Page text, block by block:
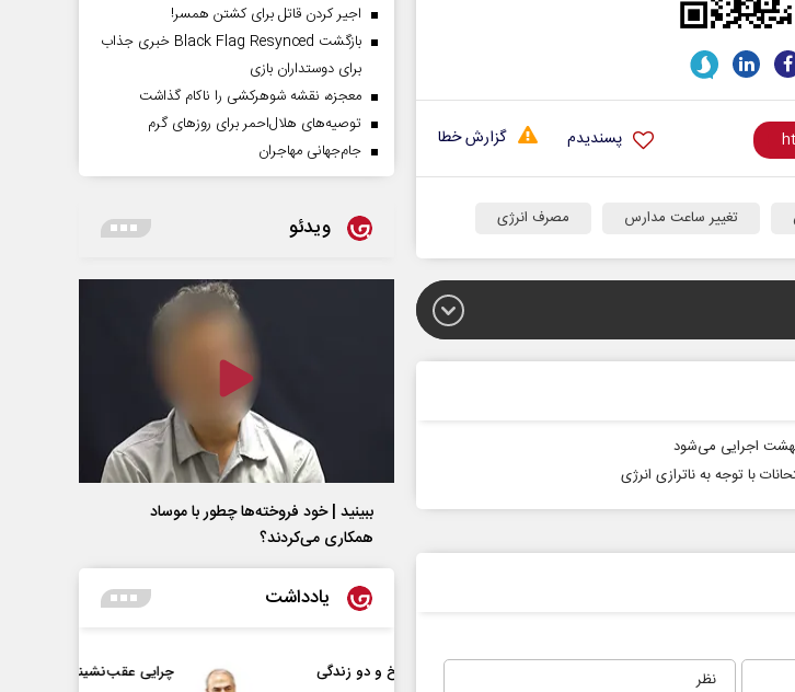
گزارش خطا پسندیدم
تغییر ساعت مدارس مصرف انرژی
با توجه به ناترازی انرژی
اجیر کردن قاتل برای کشتن همسر!
بازگشت Black Flag Resynced خبری جذاب
برای دوستداران بازی
معجزه، نقشه شوهرکشی را ناکام گذاشت
توصیه‌های هلال‌احمر برای روز‌های گرم
جام‌جهانی مهاجران
ویدئو
ببینید | خود فروخته‌ها چطور با موساد
همکاری می‌کردند؟
یادداشت
چرایی عقب‌نشینی ترامپ؟